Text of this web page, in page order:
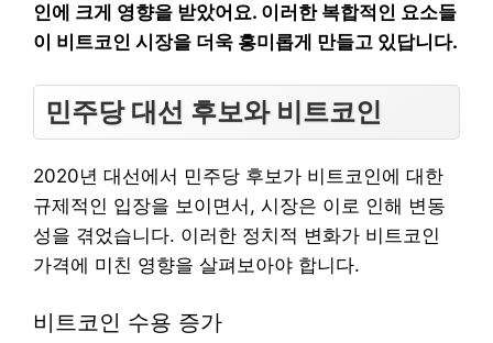
인에 크게 영향을 받았어요. 이러한 복합적인 요소들
이 비트코인 시장을 더욱 흥미롭게 만들고 있답니다.
민주당 대선 후보와 비트코인
2020년 대선에서 민주당 후보가 비트코인에 대한
규제적인 입장을 보이면서, 시장은 이로 인해 변동
성을 겪었습니다. 이러한 정치적 변화가 비트코인
가격에 미친 영향을 살펴보아야 합니다.
비트코인 수용 증가